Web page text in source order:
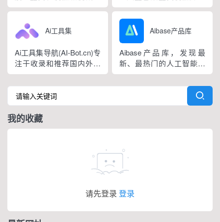
等。AIGC导航提供一站式
包括AI绘画工具、AI写作
视频工具、AI办公工具、
AI游戏制作工具、AI营销
工具等AI工具大全。我们
希望通过努力，让更多个
人和企业，了解人工智
映技派优选有用、高效的
gpt人工智能AI工具，可帮
助增强您的创造力和业
务。让您及时了解每日AI
人工智能新闻和工具。
Ai工具集
Ai工具集导航(AI-Bot.cn)专
注于收录和推荐国内外热
门、创意、有趣、前沿的
AI工具和网站，致力于为
大家提供一个快速访问任
意人工智能网站的门户和
入口。
Aibase产品库
Aibase产品库，发现最
新、最热门的人工智能产
品，致力于收集国内外优
秀的AI产品应用，为用户
业务场景赋能，为应用构
建提供灵感。
我的收藏
请先登录 登录